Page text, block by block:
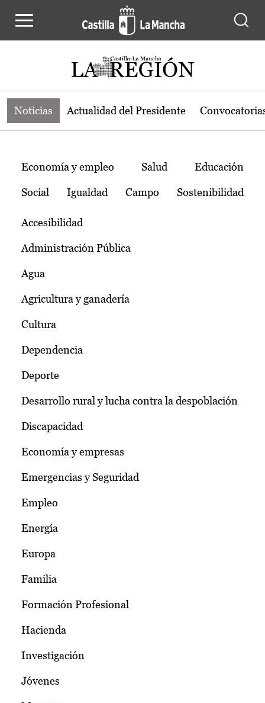
Noticias de la región de Castilla-La
Noticias Actualidad del Presidente
Temas
Economía y empleo Salud Educación
Social Igualdad Campo Sostenibilidad
Accesibilidad
Administración Pública
Agua
Agricultura y ganadería
Cultura
Dependencia
Deporte
Desarrollo rural y lucha contra la despoblación
Discapacidad
Economía y empresas
Emergencias y Seguridad
Empleo
Energía
Europa
Familia
Formación Profesional
Hacienda
Investigación
Jóvenes